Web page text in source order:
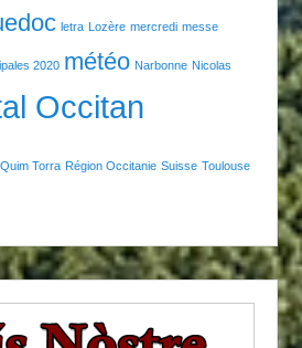
letra Lozère mercredi messe
2020 météo Narbonne Nicolas
Occitan
Quim Torra Région Occitanie Suisse Toulouse